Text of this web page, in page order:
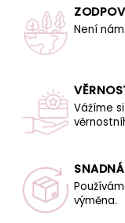
Není
Vážíme
výměna.